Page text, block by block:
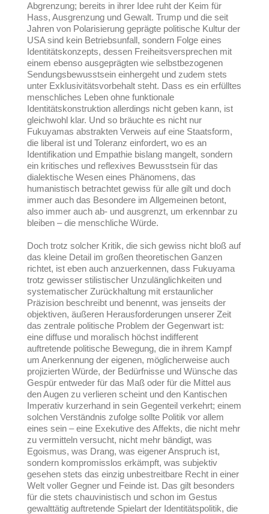
Abgrenzung; bereits in ihrer Idee ruht der Keim für
Hass, Ausgrenzung und Gewalt. Trump und die seit
Jahren von Polarisierung geprägte politische Kultur der
USA sind kein Betriebsunfall, sondern Folge eines
Identitätskonzepts, dessen Freiheitsversprechen mit
einem ebenso ausgeprägten wie selbstbezogenen
Sendungsbewusstsein einhergeht und zudem stets
unter Exklusivitätsvorbehalt steht. Dass es ein erfülltes
menschliches Leben ohne funktionale
Identitätskonstruktion allerdings nicht geben kann, ist
gleichwohl klar. Und so bräuchte es nicht nur
Fukuyamas abstrakten Verweis auf eine Staatsform,
die liberal ist und Toleranz einfordert, wo es an
Identifikation und Empathie bislang mangelt, sondern
ein kritisches und reflexives Bewusstsein für das
dialektische Wesen eines Phänomens, das
humanistisch betrachtet gewiss für alle gilt und doch
immer auch das Besondere im Allgemeinen betont,
also immer auch ab- und ausgrenzt, um erkennbar zu
bleiben – die menschliche Würde.
Doch trotz solcher Kritik, die sich gewiss nicht bloß auf
das kleine Detail im großen theoretischen Ganzen
richtet, ist eben auch anzuerkennen, dass Fukuyama
trotz gewisser stilistischer Unzulänglichkeiten und
systematischer Zurückhaltung mit erstaunlicher
Präzision beschreibt und benennt, was jenseits der
objektiven, äußeren Herausforderungen unserer Zeit
das zentrale politische Problem der Gegenwart ist:
eine diffuse und moralisch höchst indifferent
auftretende politische Bewegung, die in ihrem Kampf
um Anerkennung der eigenen, möglicherweise auch
projizierten Würde, der Bedürfnisse und Wünsche das
Gespür entweder für das Maß oder für die Mittel aus
den Augen zu verlieren scheint und den Kantischen
Imperativ kurzerhand in sein Gegenteil verkehrt; einem
solchen Verständnis zufolge sollte Politik vor allem
eines sein – eine Exekutive des Affekts, die nicht mehr
zu vermitteln versucht, nicht mehr bändigt, was
Egoismus, was Drang, was eigener Anspruch ist,
sondern kompromisslos erkämpft, was subjektiv
gesehen stets das einzig unbestreitbare Recht in einer
Welt voller Gegner und Feinde ist. Das gilt besonders
für die stets chauvinistisch und schon im Gestus
gewalttätig auftretende Spielart der Identitätspolitik, die